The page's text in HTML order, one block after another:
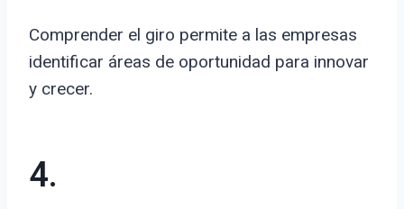
Comprender el giro permite a las empresas
identificar áreas de oportunidad para innovar
y crecer.
4.